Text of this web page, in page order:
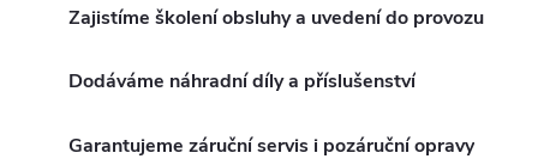
Zajistíme školení obsluhy a uvedení do provozu
Dodáváme náhradní díly a příslušenství
Garantujeme záruční servis i pozáruční opravy